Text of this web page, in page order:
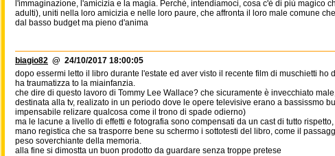
l'immaginazione, l'amicizia e la magia. Perché, intendiamoci, cosa c'è di più magico
adulti), uniti nella loro amicizia e nelle loro paure, che affronta il loro male comune
dal basso budget ma pieno d'anima
biagio82 @ 24/10/2017 18:00:05
dopo essermi letto il libro durante l'estate ed aver visto il recente film di muschietti ho
ha traumatizza to la miainfanzia.
che dire di questo lavoro di Tommy Lee Wallace? che sicuramente è invecchiato
destinata alla tv, realizato in un periodo dove le opere televisive erano a bassissmo
impensabile relizare qualcosa come il trono di spade odierno)
ma le lacune a livello di effetti e fotografia sono compensati da un cast di tutto
mano registica che sa trasporre bene su schermo i sottotesti del libro, come il
peso soverchiante della memoria.
alla fine si dimostta un buon prodotto da guardare senza troppe pretese